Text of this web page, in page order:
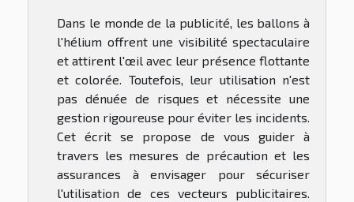
Dans le monde de la publicité, les ballons à
l'hélium offrent une visibilité spectaculaire
et attirent l'œil avec leur présence flottante
et colorée. Toutefois, leur utilisation n'est
pas dénuée de risques et nécessite une
gestion rigoureuse pour éviter les incidents.
Cet écrit se propose de vous guider à
travers les mesures de précaution et les
assurances à envisager pour sécuriser
l'utilisation de ces vecteurs publicitaires.